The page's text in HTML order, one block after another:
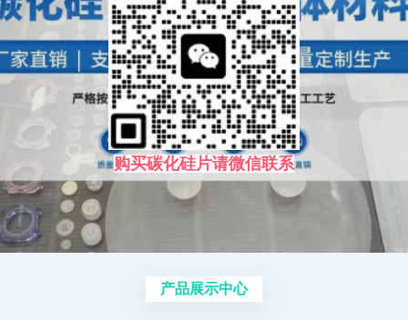
购买碳化硅片请微信联系
产品展示中心